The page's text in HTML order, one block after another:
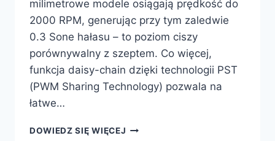
milimetrowe modele osiągają prędkość do
2000 RPM, generując przy tym zaledwie
0.3 Sone hałasu – to poziom ciszy
porównywalny z szeptem. Co więcej,
funkcja daisy-chain dzięki technologii PST
(PWM Sharing Technology) pozwala na
łatwe…
DOWIEDZ SIĘ WIĘCEJ ODKRYJ